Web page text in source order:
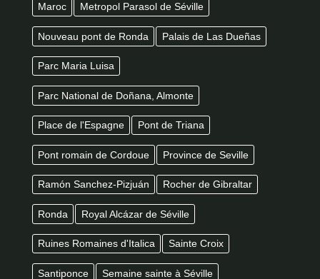
Maroc Metropol Parasol de Séville
Nouveau pont de Ronda Palais de Las Dueñas
Parc Maria Luisa
Parc National de Doñana, Almonte
Place de l'Espagne Pont de Triana
Pont romain de Cordoue Province de Seville
Ramón Sanchez-Pizjuán Rocher de Gibraltar
Ronda Royal Alcázar de Séville
Ruines Romaines d'Italica Sainte Croix
Santiponce Semaine sainte à Séville